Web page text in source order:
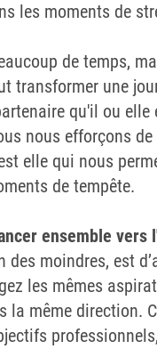
les moments de
de temps,
transformer une
qu'il ou elle
nous efforçons
elle qui nous
de tempête.
ensemble vers
moindres, est
les mêmes
la même direction.